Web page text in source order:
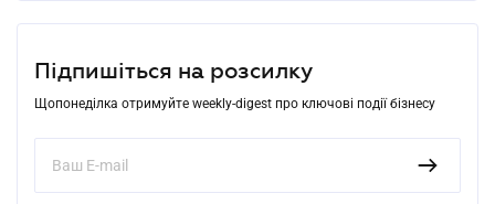
Підпишіться на розсилку
Щопонеділка отримуйте weekly-digest про ключові події бізнесу